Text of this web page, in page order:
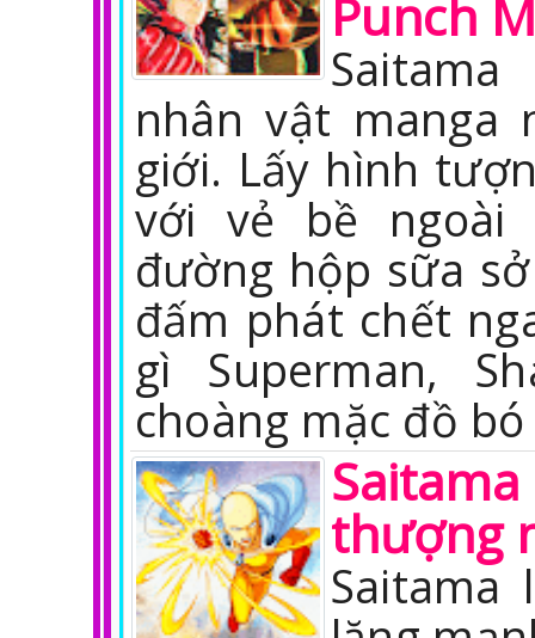
Punch
nhân vật
giới. Lấy hình
với vẻ bề ngoài
đường hộp sữa
đấm phát chết
gì Superman,
choàng mặc đồ
thượng